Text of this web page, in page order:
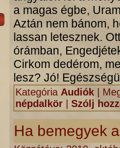
a magas égbe,
Aztán nem bánom,
lassan letesznek.
órámban,
Cirkom dedérom,
lesz? Jó!
Kategória Audiók
népdalkör
Szólj
Ha bemegyek